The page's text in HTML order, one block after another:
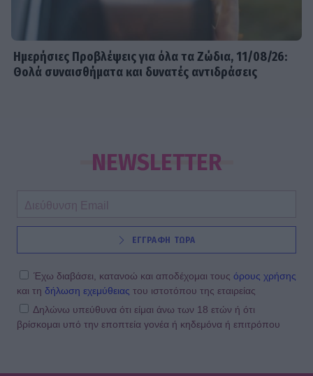
Ημερήσιες Προβλέψεις για όλα τα Ζώδια, 11/08/26:
Θολά συναισθήματα και δυνατές αντιδράσεις
NEWSLETTER
ΕΓΓΡΑΦΗ ΤΩΡΑ
Έχω διαβάσει, κατανοώ και αποδέχομαι τους όρους χρήσης
και τη δήλωση εχεμύθειας του ιστοτόπου της εταιρείας
Δηλώνω υπεύθυνα ότι είμαι άνω των 18 ετών ή ότι
βρίσκομαι υπό την εποπτεία γονέα ή κηδεμόνα ή επιτρόπου